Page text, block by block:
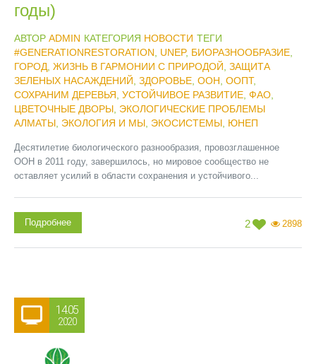
годы)
АВТОР ADMIN КАТЕГОРИЯ НОВОСТИ ТЕГИ
#GENERATIONRESTORATION
UNEP, БИОРАЗНООБРАЗИЕ
ГОРОД ЖИЗНЬ В ГАРМОНИИ С ПРИРОДОЙ ЗАЩИТА
ЗЕЛЕНЫХ НАСАЖДЕНИЙ ЗДОРОВЬЕ ООН ООПТ,
СОХРАНИМ ДЕРЕВЬЯ УСТОЙЧИВОЕ РАЗВИТИЕ ФАО
ЦВЕТОЧНЫЕ ДВОРЫ ЭКОЛОГИЧЕСКИЕ ПРОБЛЕМЫ
АЛМАТЫ ЭКОЛОГИЯ И МЫ ЭКОСИСТЕМЫ ЮНЕП
Десятилетие биологического разнообразия, провозглашенное
ООН в 2011 году, завершилось, но мировое сообщество не
оставляет усилий в области сохранения и устойчивого...
2 2898
Подробнее
14.05
2020